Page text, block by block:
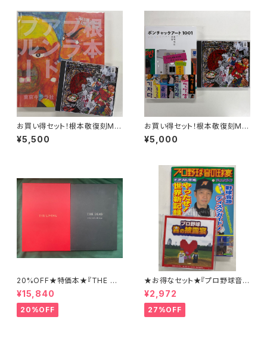
お買い得セット！根本敬復刻MIX
1枚 ＋ 『ブラックアンドブルー』1
冊
¥5,500
お買い得セット！根本敬復刻MIX
1枚 ＋ 『ポンチャックアート100
1』1冊
¥5,000
20%OFF★特価本★『THE DE
AD revised edition』&『THE
LIVING』釣崎清隆写真集セット
¥15,840
20%OFF
★お得なセット★『プロ野球音の
球宴 』＋ CD「プロ野球音の披
露宴」
¥2,972
27%OFF